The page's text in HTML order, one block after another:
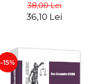
Tudor
38,00 Lei
36,10 Lei
-15%